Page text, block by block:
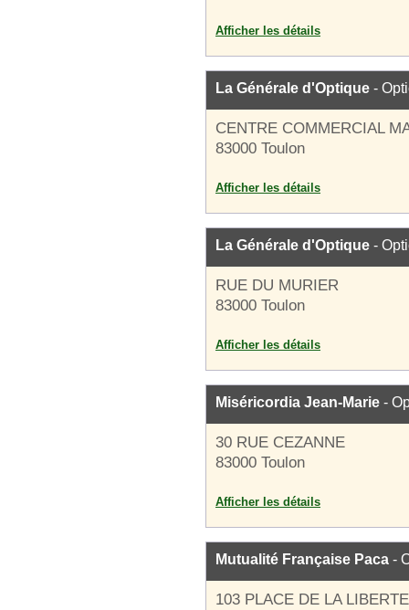
Afficher les détails
La Générale d'Optique -
CENTRE COMMERCIAL
83000 Toulon
Afficher les détails
La Générale d'Optique -
RUE DU MURIER
83000 Toulon
Afficher les détails
Miséricordia Jean-Marie -
30 RUE CEZANNE
83000 Toulon
Afficher les détails
Mutualité Française Paca -
103 PLACE DE LA LIBERTE